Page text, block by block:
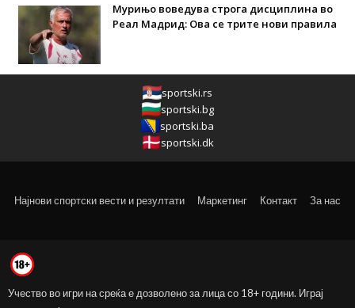
Мурињо воведува строга дисциплина во
Реал Мадрид: Ова се трите нови правила
sportski.rs
sportski.bg
sportski.ba
sportski.dk
Најнови спортски вести и резултати Маркетинг Контакт За нас
Учество во игри на среќа е дозволено за лица со 18+ години. Играј